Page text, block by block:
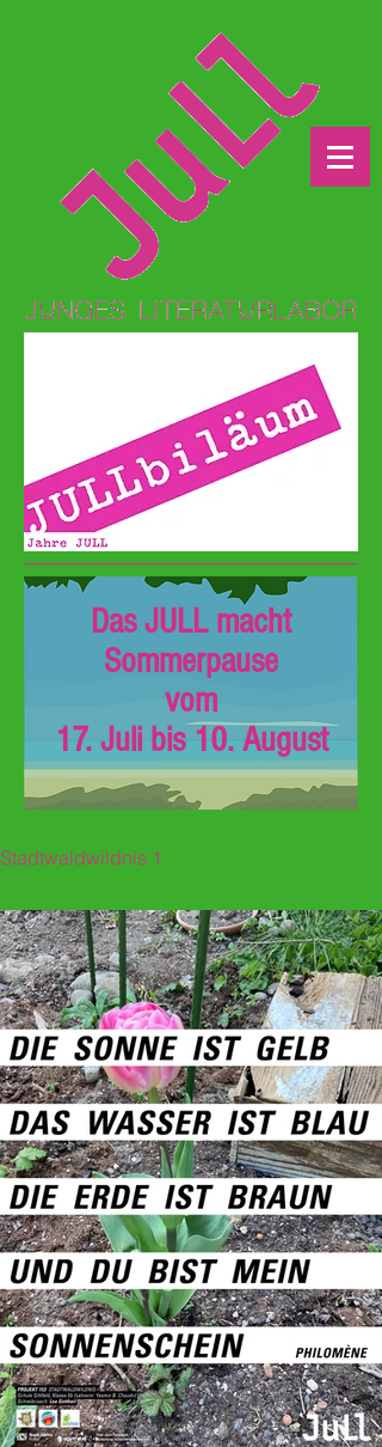
Das JULL macht
Sommerpause
vom
17. Juli bis 10. August
Stadtwaldwildnis 1